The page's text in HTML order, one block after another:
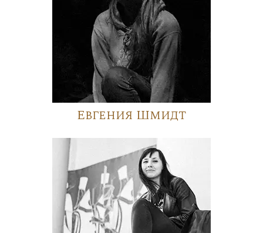
Евгения Шмидт